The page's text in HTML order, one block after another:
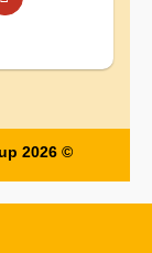
2026 ©